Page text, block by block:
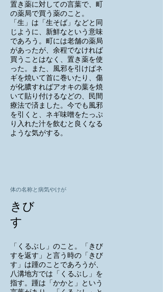
置き薬に対しての言葉で、町
の薬局で買う薬のこと。
「生」は「生そば」などと同
じように、新鮮なという意味
であろう。町には老舗の薬局
があったが、余程でなければ
買うことはなく、置き薬を使
った。また、風邪を引けばネ
ギを焼いて首に巻いたり、傷
が化膿すればアオキの葉を焼
いて貼り付けるなどの、民間
療法で済ました。今でも風邪
を引くと、ネギ味噌をたっぷ
り入れた汁を飲むと良くなる
ような気がする。
体の名称と病気やけが
きび
す
「くるぶし」のこと。「きび
すを返す」と言う時の「きび
す」は踵のことであろうが、
八溝地方では「くるぶし」を
指す。踵は「かかと」という